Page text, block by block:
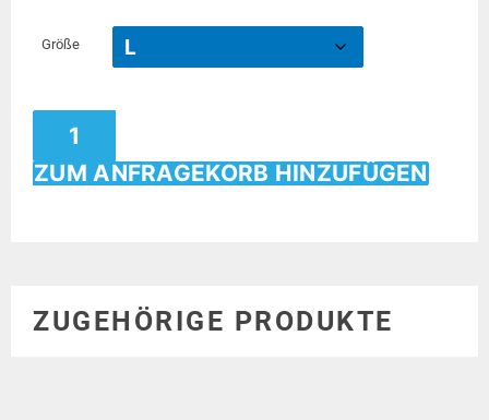
Größe
ZUM ANFRAGEKORB HINZUFÜGEN
ZUGEHÖRIGE PRODUKTE